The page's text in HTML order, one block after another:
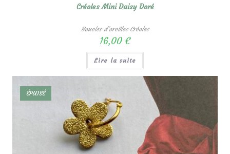
Créoles Mini Daisy Doré
Boucles d'oreilles Créoles
16,00 €
Lire la suite
ÉPUISÉ